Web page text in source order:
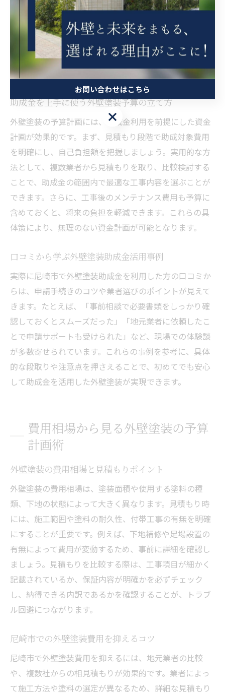
者を利用すること、多くの場合リフォーム工事の一部が
補助対象となることです。具体的な手順として、事前に
市の公式サイトや窓口で最新情報を確認し、条件に合っ
た工事計画を立てることが重要です。これにより、補助
制度の恩恵を最大限に活用できます。
助成金を上手に使う外壁塗装予算の立て方
外壁塗装の予算計画には、助成金利用を前提にした資金
計画が効果的です。まず、見積もり段階で助成対象費用
を明確にし、自己負担額を把握しましょう。実用的な方
法として、複数業者から見積もりを取り、比較検討する
ことで、助成金の範囲内で最適な工事内容を選ぶことが
できます。さらに、工事後のメンテナンス費用も予算に
含めておくと、将来の負担を軽減できます。これらの具
体策により、無理のない資金計画が可能となります。
口コミから学ぶ外壁塗装助成金活用事例
実際に尼崎市で外壁塗装助成金を利用した方の口コミか
らは、申請手続きのコツや業者選びのポイントが見えて
きます。たとえば、「事前相談で必要書類をしっかり確
認しておくとスムーズだった」「地元業者に依頼したこ
とで申請サポートも受けられた」など、現場での体験談
が多数寄せられています。これらの事例を参考に、具体
的な段取りや注意点を押さえることで、初めてでも安心
して助成金を活用した外壁塗装が実現できます。
費用相場から見る外壁塗装の予算
計画術
外壁塗装の費用相場と見積もりポイント
外壁塗装の費用相場は、塗装面積や使用する塗料の種
類、下地の状態によって大きく異なります。見積もり時
には、施工範囲や塗料の耐久性、付帯工事の有無を明確
にすることが重要です。例えば、下地補修や足場設置の
有無によって費用が変動するため、事前に詳細を確認し
ましょう。見積もりを比較する際は、工事項目が細かく
記載されているか、保証内容が明確かを必ずチェック
し、納得できる内訳であるかを確認することが、トラブ
ル回避につながります。
尼崎市での外壁塗装費用を抑えるコツ
尼崎市で外壁塗装費用を抑えるには、地元業者の比較
や、複数社からの相見積もりが効果的です。業者によっ
て施工方法や塗料の選定が異なるため、詳細な見積もり
お問い合わせはこちら
お問い合わせはこちら